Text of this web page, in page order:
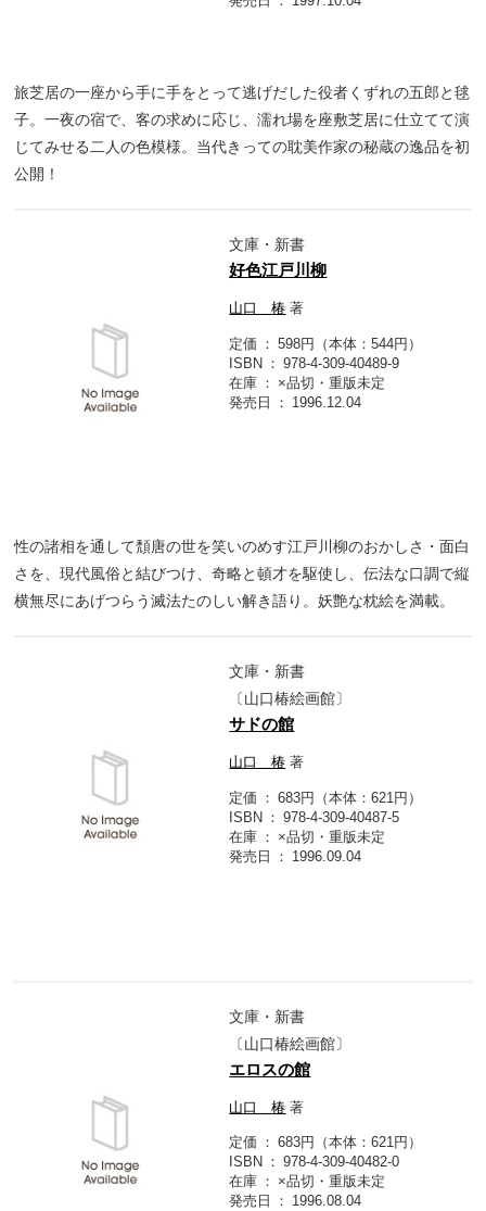
旅芝居の一座から手に手をとって逃げだした役者くずれの五郎と毬
子。一夜の宿で、客の求めに応じ、濡れ場を座敷芝居に仕立てて演
じてみせる二人の色模様。当代きっての耽美作家の秘蔵の逸品を初
公開！
文庫・新書
好色江戸川柳
山口 椿 著
定価
598円（本体：544円）
ISBN
978-4-309-40489-9
在庫
×品切・重版未定
発売日
1996.12.04
性の諸相を通して頽唐の世を笑いのめす江戸川柳のおかしさ・面白
さを、現代風俗と結びつけ、奇略と頓才を駆使し、伝法な口調で縦
横無尽にあげつらう滅法たのしい解き語り。妖艶な枕絵を満載。
文庫・新書
〔山口椿絵画館〕
サドの館
山口 椿 著
定価
683円（本体：621円）
ISBN
978-4-309-40487-5
在庫
×品切・重版未定
発売日
1996.09.04
文庫・新書
〔山口椿絵画館〕
エロスの館
山口 椿 著
定価
683円（本体：621円）
ISBN
978-4-309-40482-0
在庫
×品切・重版未定
発売日
1996.08.04